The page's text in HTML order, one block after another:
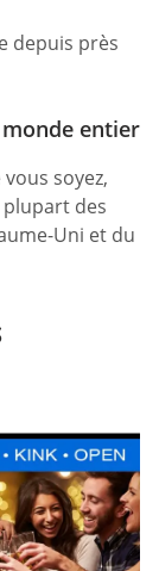
depuis près
entier
soyez,
plupart des
Uni et du